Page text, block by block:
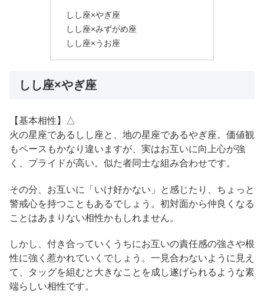
しし座×やぎ座
しし座×みずがめ座
しし座×うお座
しし座×やぎ座
【基本相性】△
火の星座であるしし座と、地の星座であるやぎ座。価値観
もペースもかなり違いますが、実はお互いに向上心が強
く、プライドが高い。似た者同士な組み合わせです。
その分、お互いに「いけ好かない」と感じたり、ちょっと
警戒心を持つこともあるでしょう。初対面から仲良くなる
ことはあまりない相性かもしれません。
しかし、付き合っていくうちにお互いの責任感の強さや根
性に強く惹かれていくでしょう。一見合わないように見え
て、タッグを組むと大きなことを成し遂げられるような素
端らしい相性です。